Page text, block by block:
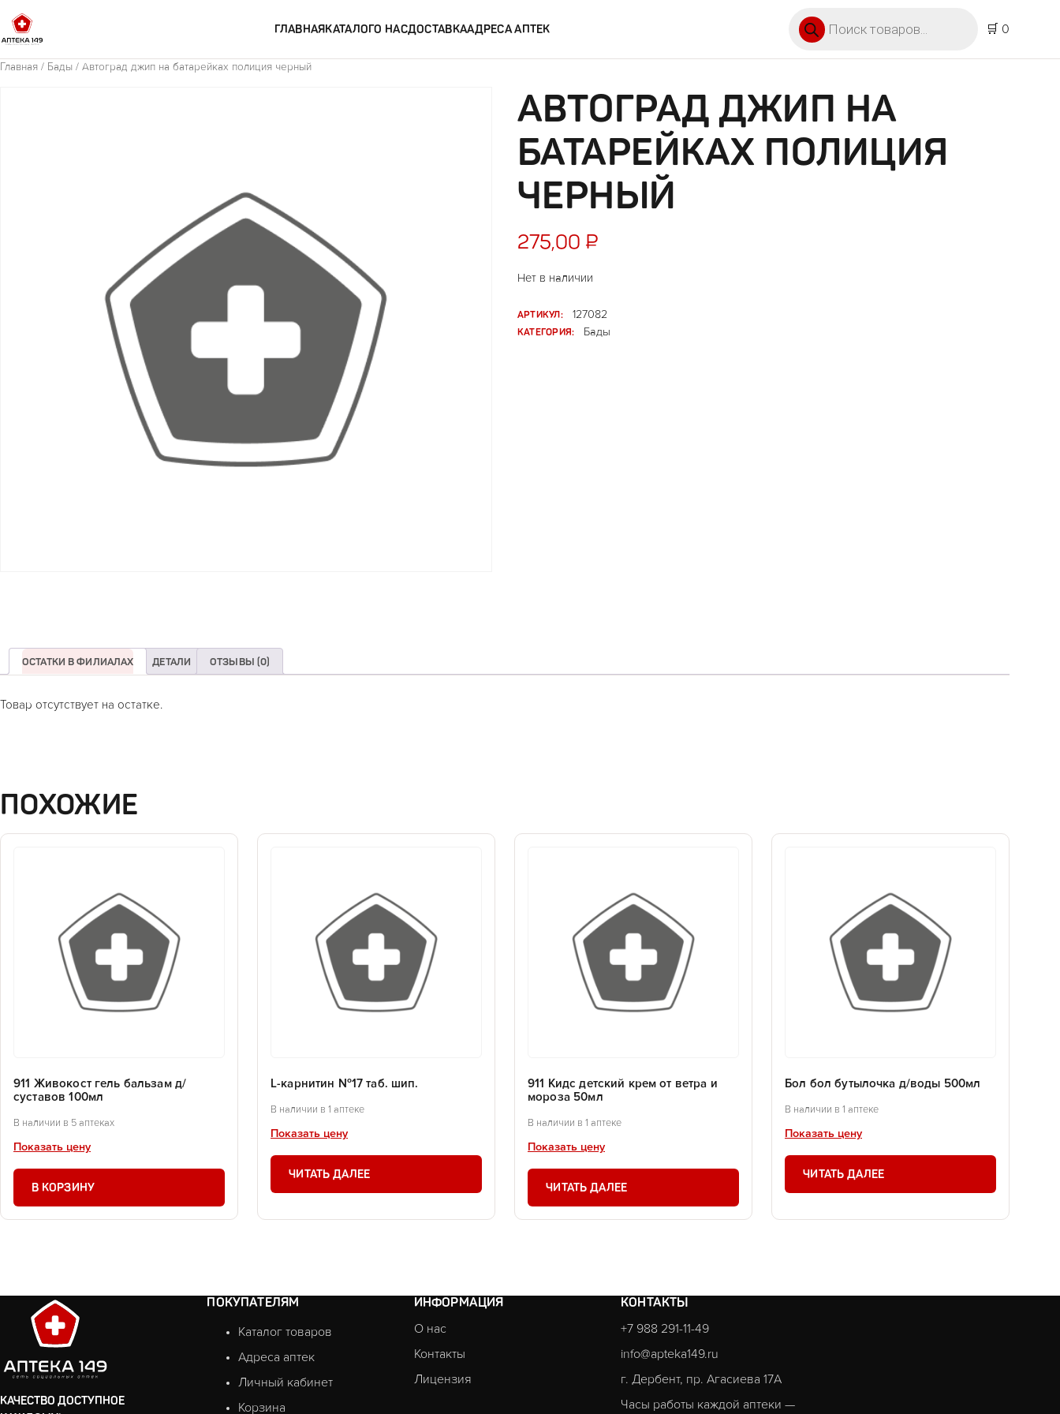
ГЛАВНАЯКАТАЛОГО НАСДОСТАВКААДРЕСА АПТЕК
🛒 0
Главная / Бады / Автоград джип на батарейках полиция черный
АВТОГРАД ДЖИП НА
БАТАРЕЙКАХ ПОЛИЦИЯ
ЧЕРНЫЙ
275,00 ₽
Нет в наличии
АРТИКУЛ:
127082
КАТЕГОРИЯ:
Бады
ОСТАТКИ В ФИЛИАЛАХ ДЕТАЛИ ОТЗЫВЫ (0)
Товар отсутствует на остатке.
ПОХОЖИЕ
911 Живокост гель бальзам д/
суставов 100мл
В наличии в 5 аптеках
Показать цену
В КОРЗИНУ
L-карнитин №17 таб. шип.
В наличии в 1 аптеке
Показать цену
ЧИТАТЬ ДАЛЕЕ
911 Кидс детский крем от ветра и
мороза 50мл
В наличии в 1 аптеке
Показать цену
ЧИТАТЬ ДАЛЕЕ
Бол бол бутылочка д/воды 500мл
В наличии в 1 аптеке
Показать цену
ЧИТАТЬ ДАЛЕЕ
КАЧЕСТВО ДОСТУПНОЕ
ПОКУПАТЕЛЯМ
Каталог товаров
Адреса аптек
Личный кабинет
Корзина
ИНФОРМАЦИЯ
О нас
Контакты
Лицензия
КОНТАКТЫ
+7 988 291-11-49
info@apteka149.ru
г. Дербент, пр. Агасиева 17А
Часы работы каждой аптеки —